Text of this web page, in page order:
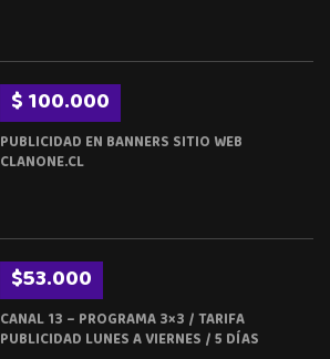
$ 100.000
PUBLICIDAD EN BANNERS SITIO WEB
CLANONE.CL
$53.000
CANAL 13 – PROGRAMA 3×3 / TARIFA
PUBLICIDAD LUNES A VIERNES / 5 DÍAS